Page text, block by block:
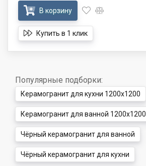
В корзину
Купить в 1 клик
Популярные подборки:
Керамогранит для кухни 1200x1200
Керамогранит для ванной 1200x1200
Чёрный керамогранит для ванной
Чёрный керамогранит для кухни